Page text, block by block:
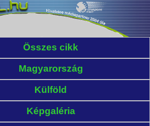
Összes cikk
Magyarország
Külföld
Képgaléria